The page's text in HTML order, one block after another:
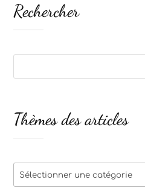
Rechercher
Thèmes des articles
Thèmes
des